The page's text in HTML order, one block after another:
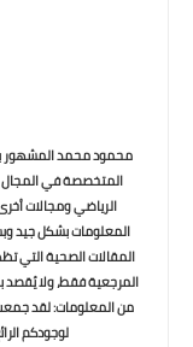
المتخصصة في المجال
الرياضي ومجالات
المعلومات بشكل جيد
المقالات الصحية التي
المرجعية فقط، ولا يُقصد
من المعلومات: لقد
لوجودكم